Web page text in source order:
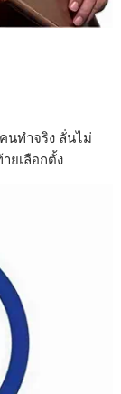
นทำจริง ลั่นไม่
ยเลือกตั้ง